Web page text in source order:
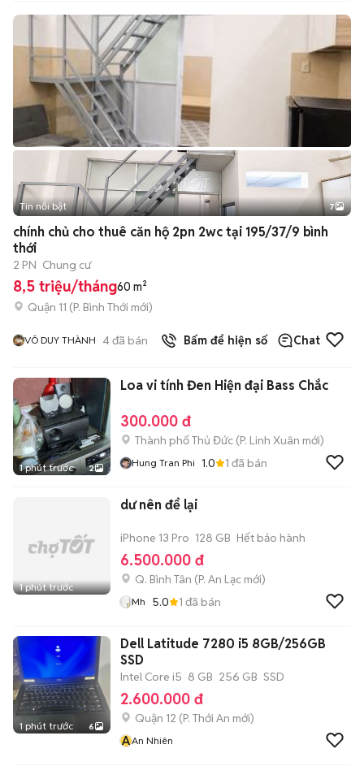
+2
Tin nổi bật 7
chính chủ cho thuê căn hộ 2pn 2wc tại 195/37/9 bình
thới
2 PN Chung cư
8,5 triệu/tháng60 m²
Quận 11 (P. Bình Thới mới)
VÕ DUY THÀNH 4đã bán Bấm để hiện số Chat
1 phút trước 2
Loa vi tính Đen Hiện đại Bass Chắc
300.000 đ
Thành phố Thủ Đức (P. Linh Xuân mới)
Hung Tran Phi 1.0 1 đã bán
1 phút trước
dư nên để lại
iPhone 13 Pro 128 GB Hết bảo hành
6.500.000 đ
Q. Bình Tân (P. An Lạc mới)
Mh 5.0 1 đã bán
1 phút trước 6
Dell Latitude 7280 i5 8GB/256GB
SSD
Intel Core i5 8 GB 256 GB SSD
2.600.000 đ
Quận 12 (P. Thới An mới)
AAn Nhiên